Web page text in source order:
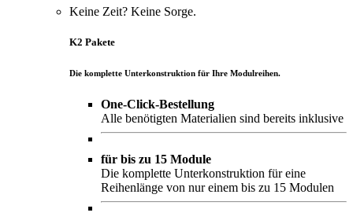
Keine Zeit? Keine Sorge.
K2 Pakete
Die komplette Unterkonstruktion für Ihre Modulreihen.
One-Click-Bestellung
Alle benötigten Materialien sind bereits inklusive
für bis zu 15 Module
Die komplette Unterkonstruktion für eine
Reihenlänge von nur einem bis zu 15 Modulen